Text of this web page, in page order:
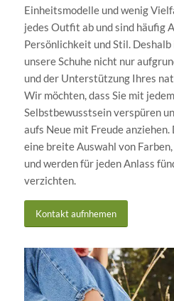
Einheitsmodelle und wenig
jedes Outfit ab und sind häufig
Persönlichkeit und Stil.
unsere Schuhe nicht nur
und der Unterstützung Ihres
Wir möchten, dass Sie mit
Selbstbewusstsein verspüren
aufs Neue mit Freude anziehen.
eine breite Auswahl von
und werden für jeden Anlass
verzichten.
Kontakt aufnhemen